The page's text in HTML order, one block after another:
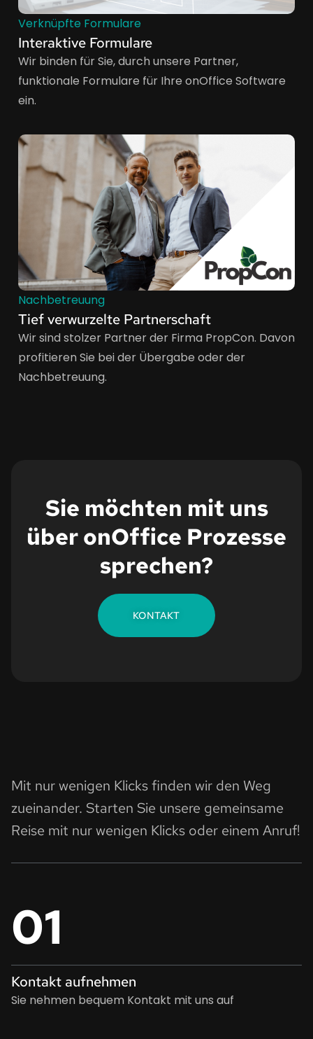
Verknüpfte Formulare
Interaktive Formulare
Wir binden für Sie, durch unsere Partner,
funktionale Formulare für Ihre onOffice Software
ein.
Nachbetreuung
Tief verwurzelte Partnerschaft
Wir sind stolzer Partner der Firma PropCon. Davon
profitieren Sie bei der Übergabe oder der
Nachbetreuung.
Sie möchten mit uns
über onOffice Prozesse
sprechen?
KONTAKT
Mit nur wenigen Klicks finden wir den Weg
zueinander. Starten Sie unsere gemeinsame
Reise mit nur wenigen Klicks oder einem Anruf!
01
Kontakt aufnehmen
Sie nehmen bequem Kontakt mit uns auf